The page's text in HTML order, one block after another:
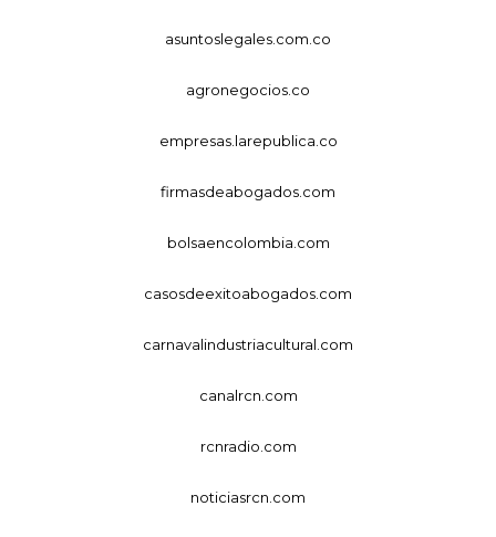
asuntoslegales.com.co
agronegocios.co
empresas.larepublica.co
firmasdeabogados.com
bolsaencolombia.com
casosdeexitoabogados.com
carnavalindustriacultural.com
canalrcn.com
rcnradio.com
noticiasrcn.com